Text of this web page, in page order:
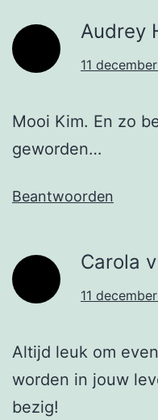
Audrey
11
Mooi Kim. En zo
geworden…
Beantwoorden
Carola
11
Altijd leuk om
worden in jouw
bezig!